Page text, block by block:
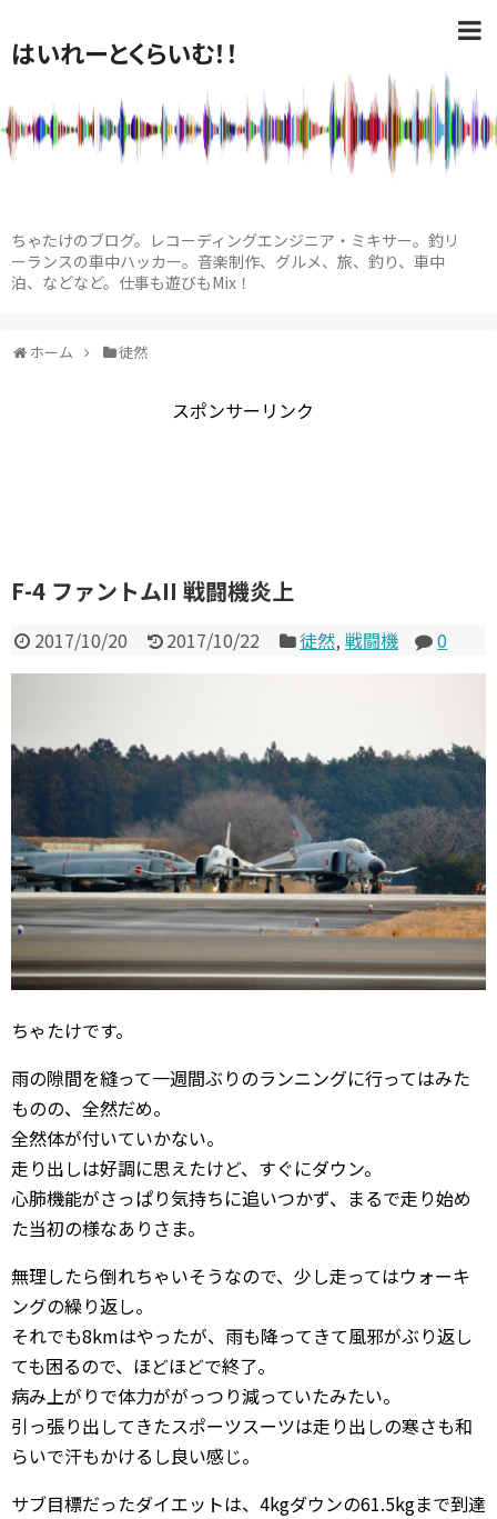
はいれーとくらいむ！！
ちゃたけのブログ。レコーディングエンジニア・ミキサー。釣リ
ーランスの車中ハッカー。音楽制作、グルメ、旅、釣り、車中
泊、などなど。仕事も遊びもMix！
ホーム 徒然
スポンサーリンク
F-4 ファントムII 戦闘機炎上
2017/10/20 2017/10/22 徒然,戦闘機 0
ちゃたけです。
雨の隙間を縫って一週間ぶりのランニングに行ってはみた
ものの、全然だめ。
全然体が付いていかない。
走り出しは好調に思えたけど、すぐにダウン。
心肺機能がさっぱり気持ちに追いつかず、まるで走り始め
た当初の様なありさま。
無理したら倒れちゃいそうなので、少し走ってはウォーキ
ングの繰り返し。
それでも8kmはやったが、雨も降ってきて風邪がぶり返し
ても困るので、ほどほどで終了。
病み上がりで体力ががっつり減っていたみたい。
引っ張り出してきたスポーツスーツは走り出しの寒さも和
らいで汗もかけるし良い感じ。
サブ目標だったダイエットは、4kgダウンの61.5kgまで到達